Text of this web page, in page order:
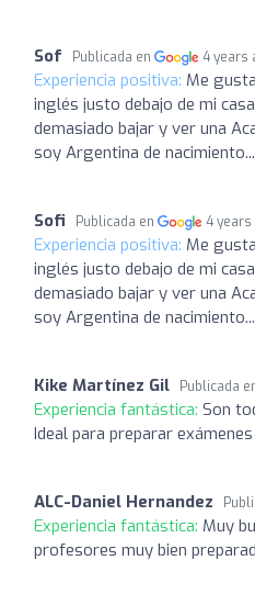
Sof Publicada en 4 years
Experiencia positiva: Me
inglés justo debajo de mi
demasiado bajar y ver una
soy Argentina de nacimiento...
Sofi Publicada en 4 years
Experiencia positiva: Me
inglés justo debajo de mi
demasiado bajar y ver una
soy Argentina de nacimiento...
Kike Martínez Gil Publicada
Experiencia fantástica: Son
Ideal para preparar
ALC-Daniel Hernandez
Experiencia fantástica: Muy
profesores muy bien